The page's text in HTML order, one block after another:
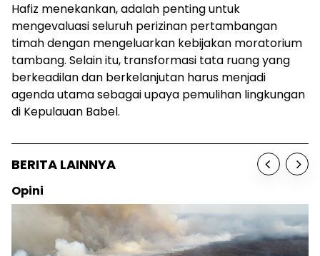
Hafiz menekankan, adalah penting untuk
mengevaluasi seluruh perizinan pertambangan
timah dengan mengeluarkan kebijakan moratorium
tambang. Selain itu, transformasi tata ruang yang
berkeadilan dan berkelanjutan harus menjadi
agenda utama sebagai upaya pemulihan lingkungan
di Kepulauan Babel.
BERITA LAINNYA
Opini